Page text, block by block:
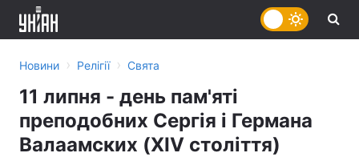
Новини › Релігії › Свята
11 липня - день пам'яті
преподобних Сергія і Германа
Валаамских (XIV століття)